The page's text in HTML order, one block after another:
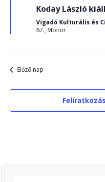
Koday László
Vigadó Kulturális és
67., Monor
Előző nap